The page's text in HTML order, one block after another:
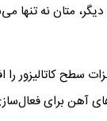
متان نه تنها
فلزات سطح
آهن برای